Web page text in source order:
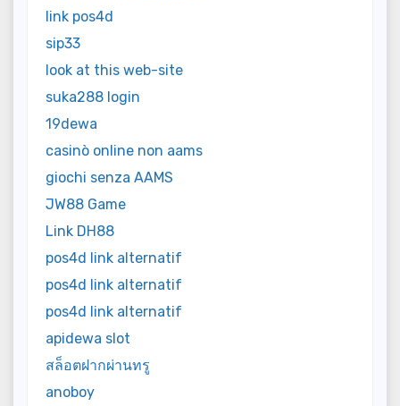
link pos4d
sip33
look at this web-site
suka288 login
19dewa
casinò online non aams
giochi senza AAMS
JW88 Game
Link DH88
pos4d link alternatif
pos4d link alternatif
pos4d link alternatif
apidewa slot
สล็อตฝากผ่านทรู
anoboy